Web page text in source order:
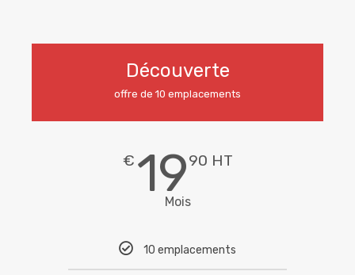
Découverte
offre de 10 emplacements
€ 1990 HT
Mois
10 emplacements